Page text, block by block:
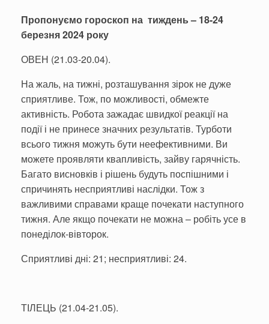
Пропонуємо гороскоп на тиждень – 18-24
березня 2024 року
ОВЕН (21.03-20.04).
На жаль, на тижні, розташування зірок не дуже
сприятливе. Тож, по можливості, обмежте
активність. Робота зажадає швидкої реакції на
події і не принесе значних результатів. Турботи
всього тижня можуть бути неефективними. Ви
можете проявляти квапливість, зайву гарячність.
Багато висновків і рішень будуть поспішними і
спричинять несприятливі наслідки. Тож з
важливими справами краще почекати наступного
тижня. Але якщо почекати не можна – робіть усе в
понеділок-вівторок.
Сприятливі дні: 21; несприятливі: 24.
ТІЛЕЦЬ (21.04-21.05).